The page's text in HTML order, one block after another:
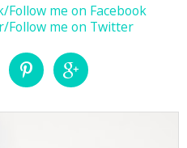
Follow me on Facebook
Follow me on Twitter